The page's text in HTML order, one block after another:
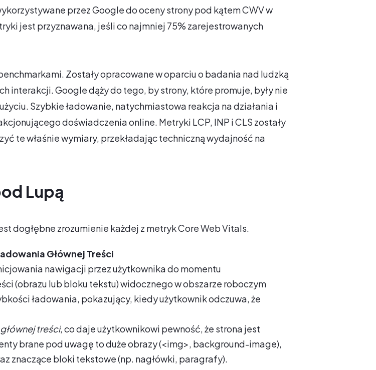
przez Google do oceny strony pod kątem CWV w
jest przyznawana, jeśli co najmniej 75% zarejestrowanych
Zostały opracowane w oparciu o badania nad ludzką
interakcji. Google dąży do tego, by strony, które promuje, były nie
Szybkie ładowanie, natychmiastowa reakcja na działania i
doświadczenia online. Metryki LCP, INP i CLS zostały
te właśnie wymiary, przekładając techniczną wydajność na
Lupą
dogłębne zrozumienie każdej z metryk Core Web Vitals.
Głównej Treści
nawigacji przez użytkownika do momentu
(obrazu lub bloku tekstu) widocznego w obszarze roboczym
ładowania, pokazujący, kiedy użytkownik odczuwa, że
głównej treści, co daje użytkownikowi pewność, że strona jest
brane pod uwagę to duże obrazy (<img>, background-image),
znaczące bloki tekstowe (np. nagłówki, paragrafy).